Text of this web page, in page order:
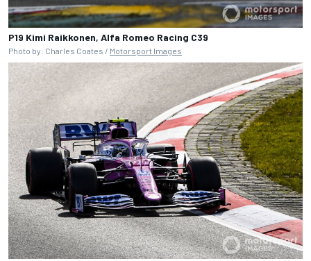
P19 Kimi Raikkonen, Alfa Romeo Racing C39
Photo by: Charles Coates / Motorsport Images